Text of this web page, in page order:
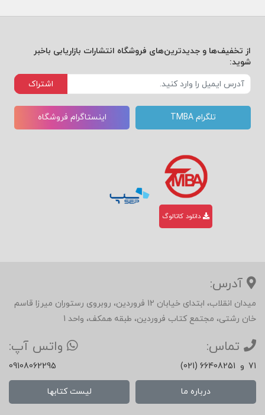
از تخفیف‌ها و جدیدترین‌های فروشگاه انتشارات بازاریابی باخبر
شوید:
اشتراک
تلگرام TMBA اینستاگرام فروشگاه
دانلود کاتالوگ
آدرس:
میدان انقلاب، ابتدای خیابان 12 فروردین، روبروی رستوران میرزا قاسم
خان رشتی، مجتمع کتاب فروردین، طبقه همکف، واحد 1
تماس:
(021) 66408251 و 71
واتس آپ:
09108062295
درباره ما لیست کتابها